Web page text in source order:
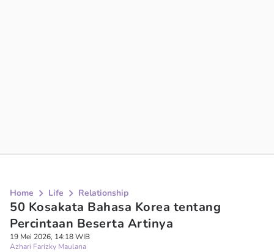
Home Life Relationship
50 Kosakata Bahasa Korea tentang
Percintaan Beserta Artinya
19 Mei 2026, 14:18 WIB
Azhari Farizky Maulana